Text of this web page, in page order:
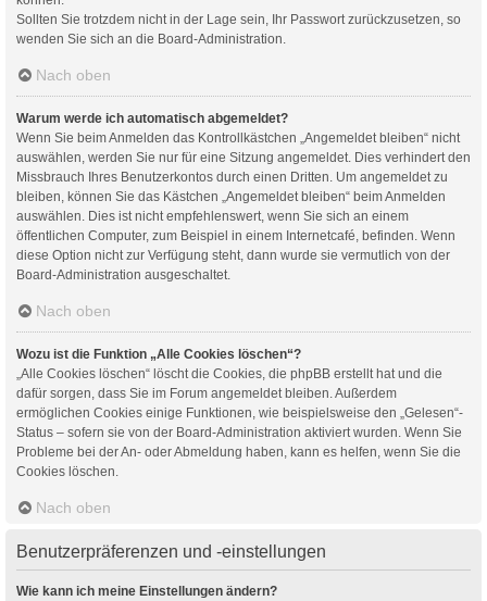
Sollten Sie trotzdem nicht in der Lage sein, Ihr Passwort zurückzusetzen, so
wenden Sie sich an die Board-Administration.
Nach oben
Warum werde ich automatisch abgemeldet?
Wenn Sie beim Anmelden das Kontrollkästchen „Angemeldet bleiben“ nicht
auswählen, werden Sie nur für eine Sitzung angemeldet. Dies verhindert den
Missbrauch Ihres Benutzerkontos durch einen Dritten. Um angemeldet zu
bleiben, können Sie das Kästchen „Angemeldet bleiben“ beim Anmelden
auswählen. Dies ist nicht empfehlenswert, wenn Sie sich an einem
öffentlichen Computer, zum Beispiel in einem Internetcafé, befinden. Wenn
diese Option nicht zur Verfügung steht, dann wurde sie vermutlich von der
Board-Administration ausgeschaltet.
Nach oben
Wozu ist die Funktion „Alle Cookies löschen“?
„Alle Cookies löschen“ löscht die Cookies, die phpBB erstellt hat und die
dafür sorgen, dass Sie im Forum angemeldet bleiben. Außerdem
ermöglichen Cookies einige Funktionen, wie beispielsweise den „Gelesen“-
Status – sofern sie von der Board-Administration aktiviert wurden. Wenn Sie
Probleme bei der An- oder Abmeldung haben, kann es helfen, wenn Sie die
Cookies löschen.
Nach oben
Benutzerpräferenzen und -einstellungen
Wie kann ich meine Einstellungen ändern?